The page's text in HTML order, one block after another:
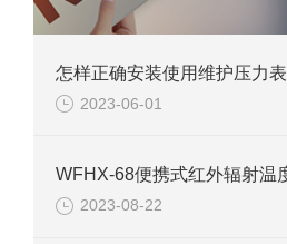
怎样正确安装使用维护压力表
2023-06-01
2023-08-22